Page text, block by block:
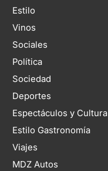
Estilo
Vinos
Sociales
Política
Sociedad
Deportes
Espectáculos y Cultura
Estilo Gastronomía
Viajes
MDZ Autos